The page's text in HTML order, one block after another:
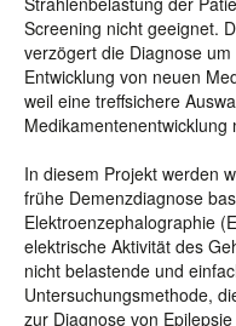
Screening nicht geeignet.
verzögert die Diagnose
Entwicklung von neuen
weil eine treffsichere
Medikamentenentwicklung
In diesem Projekt werden
frühe Demenzdiagnose
Elektroenzephalographie
elektrische Aktivität des
nicht belastende und
Untersuchungsmethode,
zur Diagnose von